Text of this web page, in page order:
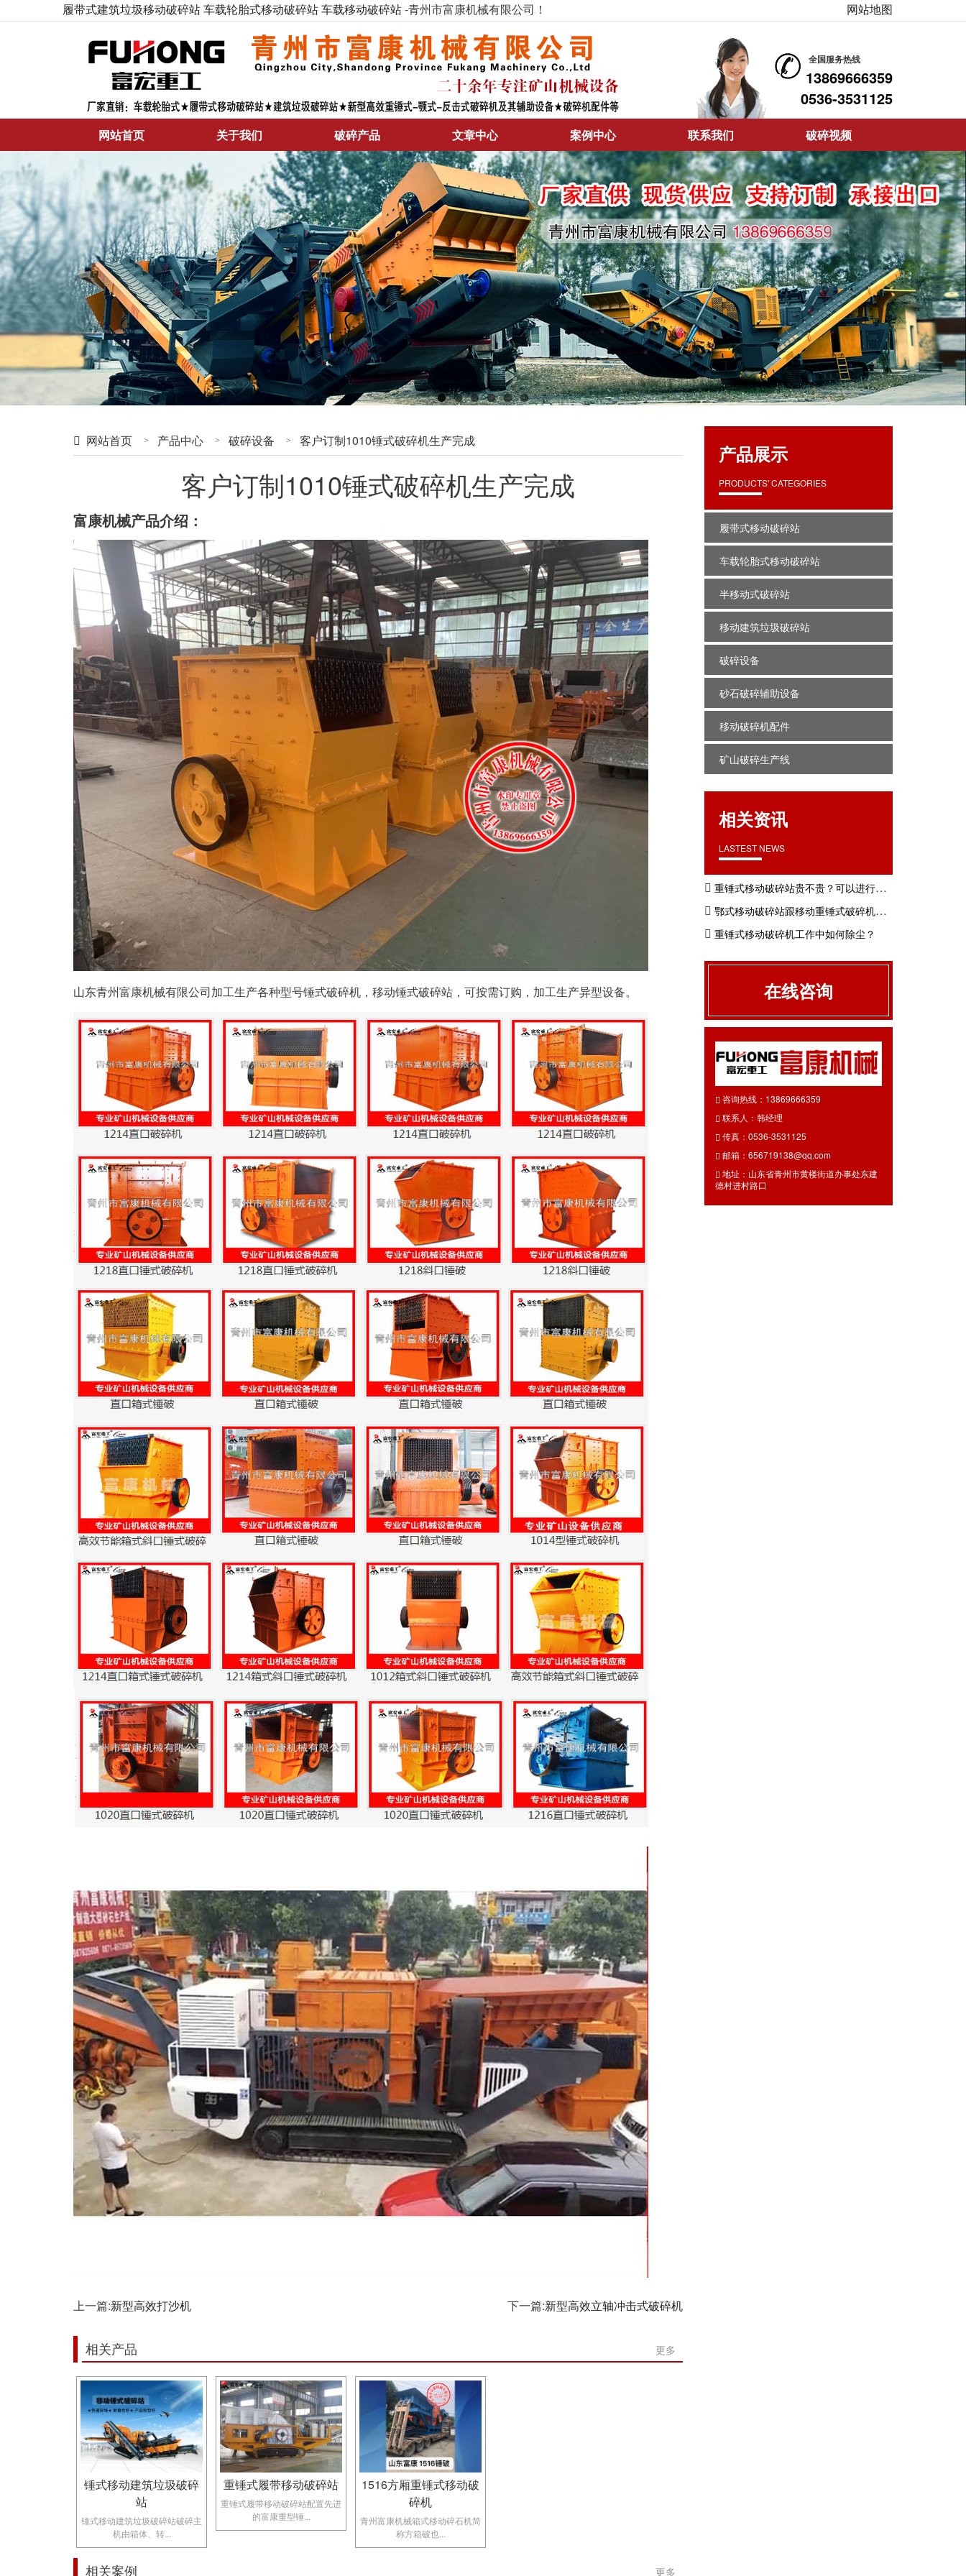
履带式建筑垃圾移动破碎站车载轮胎式移动破碎站车载移动破碎站-青州市富康机械有限公司！ 网站地图
全国服务热线
13869666359
0536-3531125
网站首页 关于我们 破碎产品 文章中心 案例中心 联系我们 破碎视频
网站首页 产品中心 破碎设备 客户订制1010锤式破碎机生产完成
客户订制1010锤式破碎机生产完成
富康机械产品介绍：
山东青州富康机械有限公司加工生产各种型号锤式破碎机，移动锤式破碎站，可按需订购，加工生产异型设备。
上一篇:新型高效打沙机 下一篇:新型高效立轴冲击式破碎机
相关产品 更多
锤式移动建筑垃圾破碎
站
锤式移动建筑垃圾破碎站破碎主
机由箱体、转...
重锤式履带移动破碎站
重锤式履带移动破碎站配置先进
的富康重型锤...
1516方厢重锤式移动破
碎机
青州富康机械​箱式移动碎石机简
称方箱破也...
相关案例 更多
产品展示
PRODUCTS' CATEGORIES
履带式移动破碎站
车载轮胎式移动破碎站
半移动式破碎站
移动建筑垃圾破碎站
破碎设备
砂石破碎辅助设备
移动破碎机配件
矿山破碎生产线
相关资讯
LASTEST NEWS
重锤式移动破碎站贵不贵？可以进行鹅卵石制砂吗？
鄂式移动破碎站跟移动重锤式破碎机有啥区别？价格贵不贵？
重锤式移动破碎机工作中如何除尘？
在线咨询
咨询热线：13869666359
联系人：韩经理
传真：0536-3531125
邮箱：656719138@qq.com
地址：山东省青州市黄楼街道办事处东建
德村进村路口